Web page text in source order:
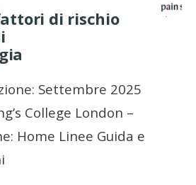
di rischio
Settembre 2025
College London –
Home Linee Guida e